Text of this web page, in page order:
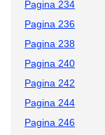
Pagina 234
Pagina 236
Pagina 238
Pagina 240
Pagina 242
Pagina 244
Pagina 246